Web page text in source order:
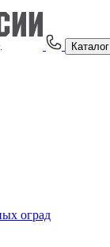
Каталог
оград